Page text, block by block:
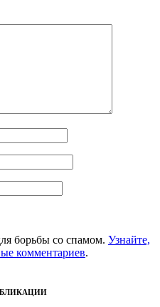
борьбы со спамом. Узнайте,
комментариев.